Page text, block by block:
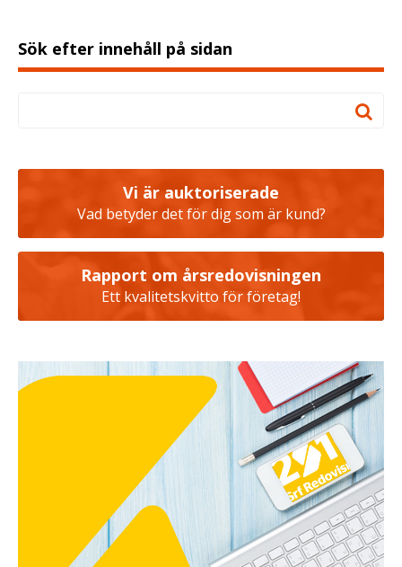
Sök efter innehåll på sidan
Vi är auktoriserade
Vad betyder det för dig som är kund?
Rapport om årsredovisningen
Ett kvalitetskvitto för företag!